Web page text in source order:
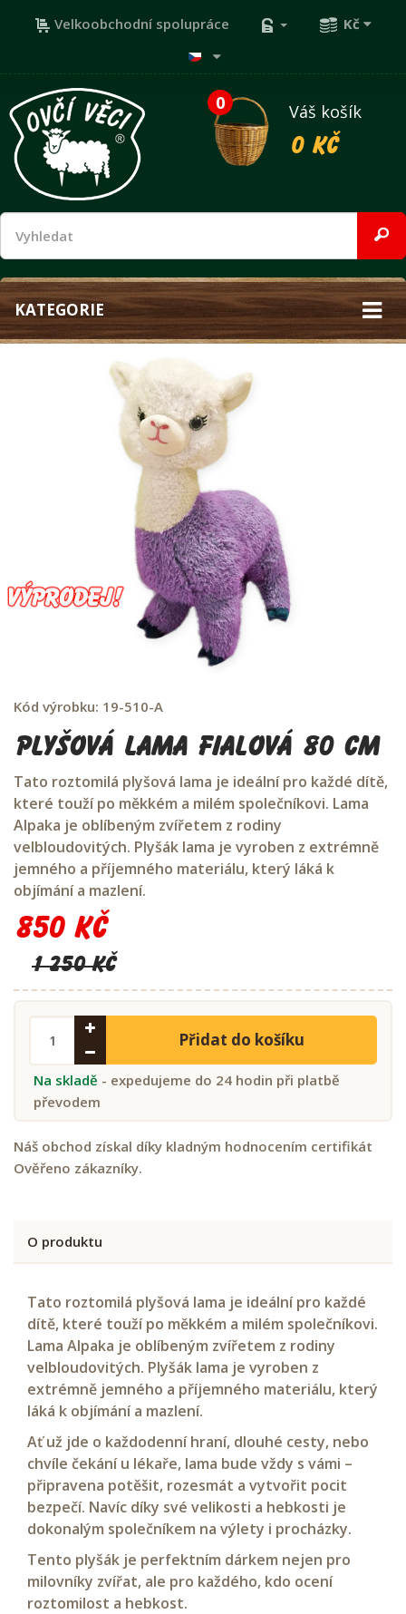
Velkoobchodní spolupráce Kč
0
Váš košík
0 Kč
KATEGORIE
Kód výrobku: 19-510-A
Plyšová Lama fialová 80 cm
Tato roztomilá plyšová lama je ideální pro každé dítě,
které touží po měkkém a milém společníkovi. Lama
Alpaka je oblíbeným zvířetem z rodiny
velbloudovitých. Plyšák lama je vyroben z extrémně
jemného a příjemného materiálu, který láká k
objímání a mazlení.
850 Kč
1 250 Kč
Přidat do košíku
Na skladě - expedujeme do 24 hodin při platbě
převodem
Náš obchod získal díky kladným hodnocením certifikát
Ověřeno zákazníky.
O produktu
Tato roztomilá plyšová lama je ideální pro každé
dítě, které touží po měkkém a milém společníkovi.
Lama Alpaka je oblíbeným zvířetem z rodiny
velbloudovitých. Plyšák lama je vyroben z
extrémně jemného a příjemného materiálu, který
láká k objímání a mazlení.
Ať už jde o každodenní hraní, dlouhé cesty, nebo
chvíle čekání u lékaře, lama bude vždy s vámi –
připravena potěšit, rozesmát a vytvořit pocit
bezpečí. Navíc díky své velikosti a hebkosti je
dokonalým společníkem na výlety i procházky.
Tento plyšák je perfektním dárkem nejen pro
milovníky zvířat, ale pro každého, kdo ocení
roztomilost a hebkost.